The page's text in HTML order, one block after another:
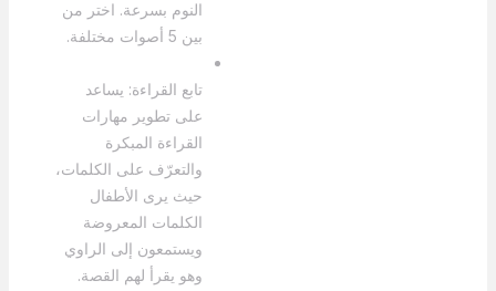
النوم بسرعة. اختر من
بين 5 أصوات مختلفة.
تابع القراءة: يساعد
على تطوير مهارات
القراءة المبكرة
والتعرّف على الكلمات،
حيث يرى الأطفال
الكلمات المعروضة
ويستمعون إلى الراوي
وهو يقرأ لهم القصة.